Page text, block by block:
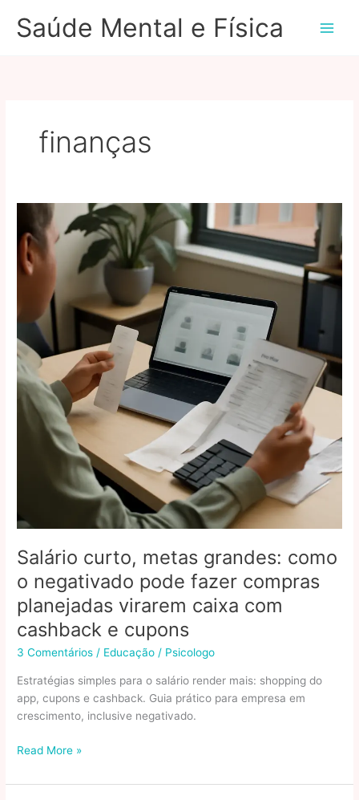
paraSaúde Mental e Física
finanças
Salário curto, metas grandes: como
o negativado pode fazer compras
planejadas virarem caixa com
cashback e cupons
3 Comentários / Educação / Psicologo
Estratégias simples para o salário render mais: shopping do
app, cupons e cashback. Guia prático para empresa em
crescimento, inclusive negativado.
Salário
metas
Read More »